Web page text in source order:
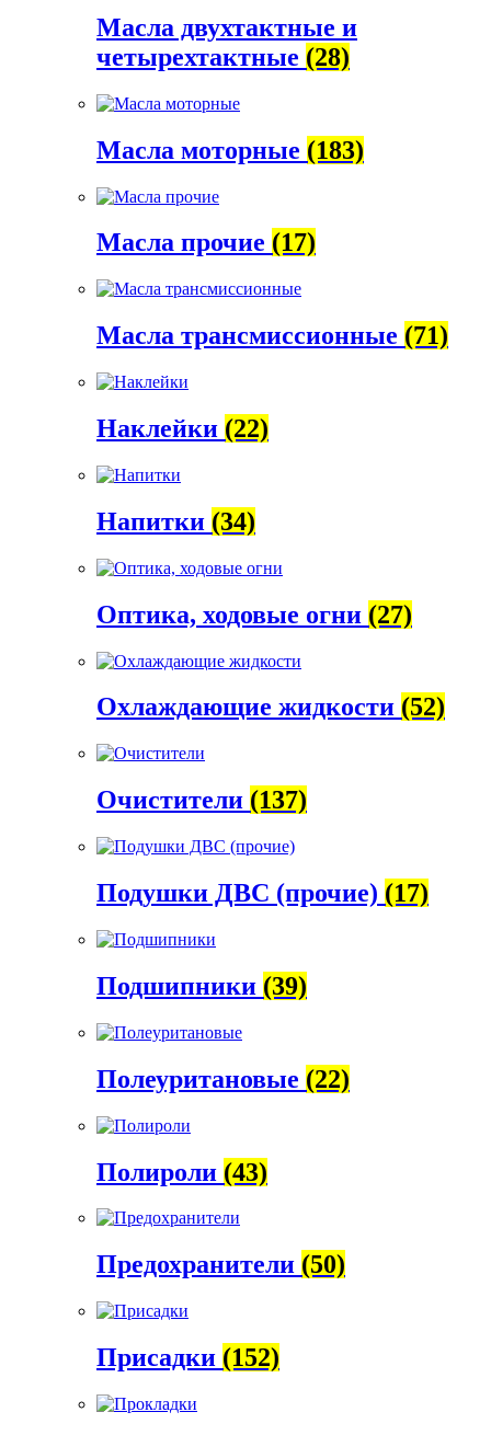
Масла двухтактные и
четырехтактные (28)
Масла моторные (183)
Масла прочие (17)
Масла трансмиссионные (71)
Наклейки (22)
Напитки (34)
Оптика, ходовые огни (27)
Охлаждающие жидкости (52)
Очистители (137)
Подушки ДВС (прочие) (17)
Подшипники (39)
Полеуритановые (22)
Полироли (43)
Предохранители (50)
Присадки (152)